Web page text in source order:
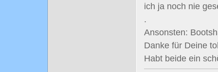
ich ja noch nie
.
Ansonsten:
Danke für Deine
Habt beide ein